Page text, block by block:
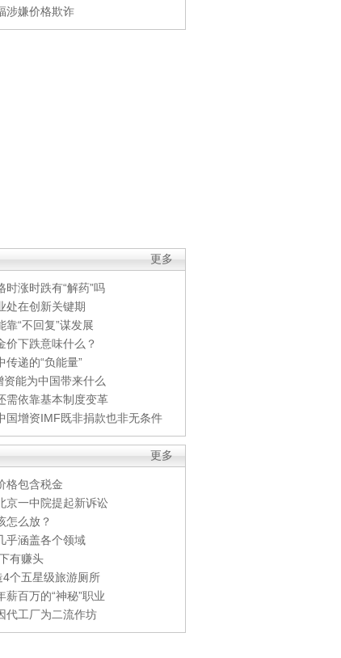
涉嫌价格欺诈
更多
时涨时跌有“解药”吗
处在创新关键期
靠“不回复”谋发展
价下跌意味什么？
传递的“负能量”
能为中国带来什么
需依靠基本制度变革
国增资IMF既非捐款也非无条件
更多
格包含税金
京一中院提起新诉讼
怎么放？
乎涵盖各个领域
有赚头
4个五星级旅游厕所
薪百万的“神秘”职业
代工厂为二流作坊